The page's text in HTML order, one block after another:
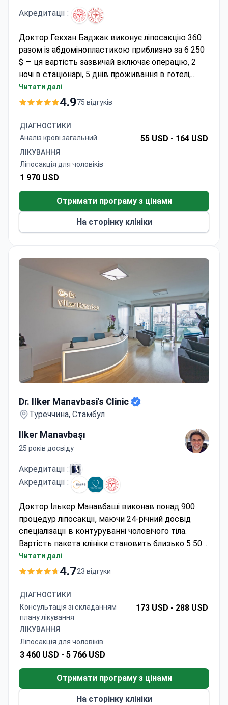
Акредитації :
Доктор Гекхан Баджак виконує ліпосакцію 360
разом із абдомінопластикою приблизно за 6 250
$ — ця вартість зазвичай включає операцію, 2
ночі в стаціонарі, 5 днів проживання в готелі,
трансфери, аналізи та післяопераційний догляд.
Пакет «все включено» також передбачає
Пацієнти заощаджують близько 70% порівняно з
цінами в ЄС та США. Клініка надає компресійну
білизну та багатомовний супровід протягом
усього 5-денного перебування.
Читати далі
4.975 відгуків
ДІАГНОСТИКИ
Аналіз крові загальний
55 USD - 164 USD
ЛІКУВАННЯ
Ліпосакція для чоловіків
1 970 USD
Отримати програму з цінами
На сторінку клініки
Dr. Ilker Manavbasi's Clinic
Туреччина, Стамбул
Ilker Manavbaşı
25 років досвіду
Акредитації :
Акредитації :
Доктор Ількер Манавбаші виконав понад 900
процедур ліпосакції, маючи 24-річний досвід
спеціалізації в контуруванні чоловічого тіла.
Вартість пакета клініки становить близько 5 500
євро — зазвичай він включає ліпосакцію високої
чіткості (HD), J-Plasma, 5 ночей у спа-готелі
післяопераційний догляд. Доктор Манавбаші
розробив дві методики ринопластики,
представлені на міжнародному рівні, та заснував
Турецьку дослідницьку групу пластичних
хірургів.
Читати далі
4.723 відгуки
ДІАГНОСТИКИ
Консультація зі складанням
плану лікування
173 USD - 288 USD
ЛІКУВАННЯ
Ліпосакція для чоловіків
3 460 USD - 5 766 USD
Отримати програму з цінами
На сторінку клініки